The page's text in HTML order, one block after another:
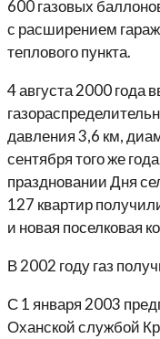
600 газовых
с расширением
теплового пункта.
4 августа 2000 года
давления 3,6 км,
сентября того же
праздновании Дня
127 квартир
и новая поселковая
В 2002 году газ
С 1 января 2003
Оханской службой